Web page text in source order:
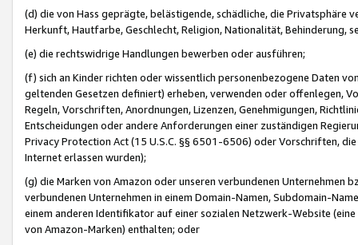
(d) die von Hass geprägte, belästigende, schädliche, die Privatsphäre
Herkunft, Hautfarbe, Geschlecht, Religion, Nationalität, Behinderung,
(e) die rechtswidrige Handlungen bewerben oder ausführen;
(f) sich an Kinder richten oder wissentlich personenbezogene Daten
geltenden Gesetzen definiert) erheben, verwenden oder offenlegen,
Regeln, Vorschriften, Anordnungen, Lizenzen, Genehmigungen,
Entscheidungen oder andere Anforderungen einer zuständigen
Privacy Protection Act (15 U.S.C. §§ 6501-6506) oder Vorschriften,
Internet erlassen wurden);
(g) die Marken von Amazon oder unseren verbundenen Unternehmen
verbundenen Unternehmen in einem Domain-Namen, Subdomain-
einem anderen Identifikator auf einer sozialen Netzwerk-Website
von Amazon-Marken) enthalten; oder